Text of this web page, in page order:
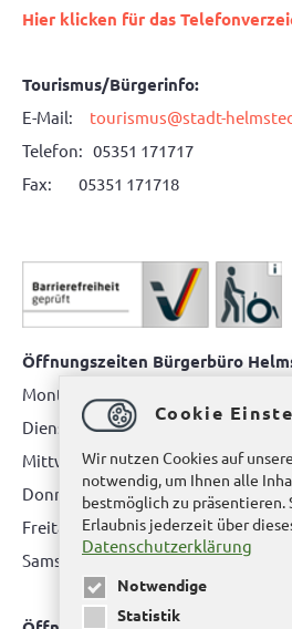
Hier klicken für das
Tourismus/Bürgerinfo:
E-Mail: tourismus@stadt-
Telefon: 05351 171717
Fax: 05351 171718
Öffnungszeiten Bürgerbüro
Montag: 08.00 bis 12.00 Uhr
Dienstag: 08.00 bis 12.00 Uhr &
Mittwoch: nur nach
Donnerstag: 08.00 bis 12.00 Uhr &
Freitag: nur nach
Samstag:bitte hier klicken
Cookie
Wir nutzen Cookies auf
notwendig, um Ihnen alle
bestmöglich zu präsentieren.
Erlaubnis jederzeit über
Datenschutzerklärung
Notwendige
Statistik